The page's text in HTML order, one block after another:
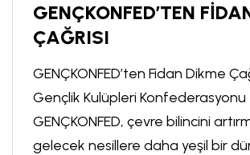
GENÇKONFED’TEN
ÇAĞRISI
GENÇKONFED’ten Fidan Dikme
Gençlik Kulüpleri Konfederasyonu
GENÇKONFED, çevre bilincini
gelecek nesillere daha yeşil bir